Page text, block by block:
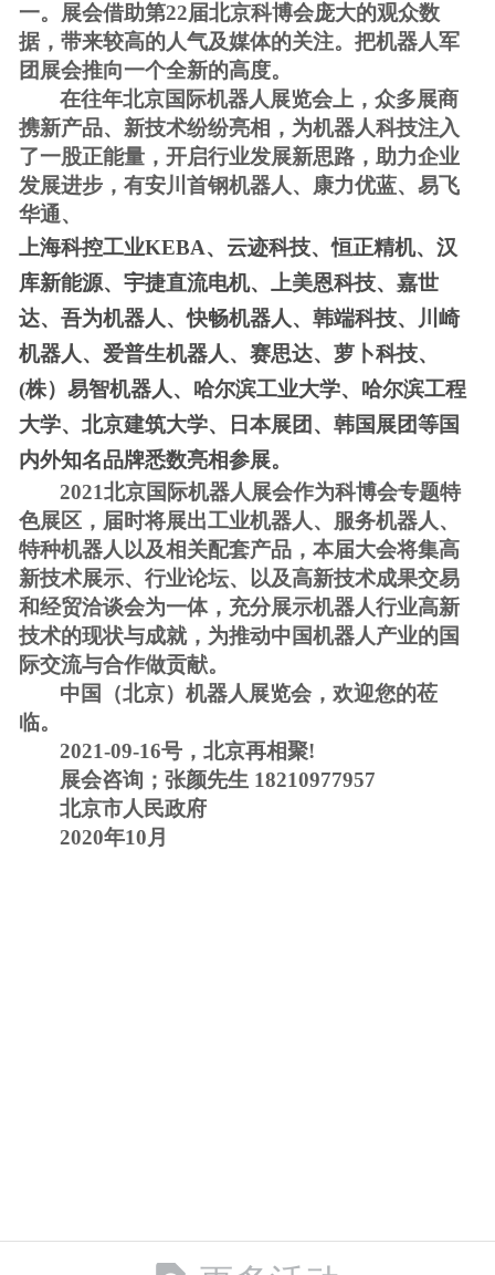
一。展会借助第22届北京科博会庞大的观众数
据，带来较高的人气及媒体的关注。把机器人军
团展会推向一个全新的高度。
在往年北京国际机器人展览会上，众多展商
携新产品、新技术纷纷亮相，为机器人科技注入
了一股正能量，开启行业发展新思路，助力企业
发展进步，有安川首钢机器人、康力优蓝、易飞
华通、
上海科控工业KEBA、云迹科技、恒正精机、汉
库新能源、宇捷直流电机、上美恩科技、嘉世
达、吾为机器人、快畅机器人、韩端科技、川崎
机器人、爱普生机器人、赛思达、萝卜科技、
(株）易智机器人、哈尔滨工业大学、哈尔滨工程
大学、北京建筑大学、日本展团、韩国展团等国
内外知名品牌悉数亮相参展。
2021北京国际机器人展会作为科博会专题特
色展区，届时将展出工业机器人、服务机器人、
特种机器人以及相关配套产品，本届大会将集高
新技术展示、行业论坛、以及高新技术成果交易
和经贸洽谈会为一体，充分展示机器人行业高新
技术的现状与成就，为推动中国机器人产业的国
际交流与合作做贡献。
中国（北京）机器人展览会，欢迎您的莅
临。
2021-09-16号，北京再相聚!
展会咨询；张颜先生 18210977957
北京市人民政府
2020年10月